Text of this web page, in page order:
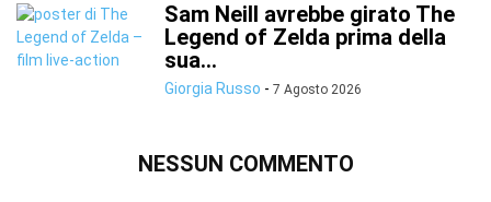
Sam Neill avrebbe girato The
Legend of Zelda prima della
sua...
Giorgia Russo - 7 Agosto 2026
NESSUN COMMENTO